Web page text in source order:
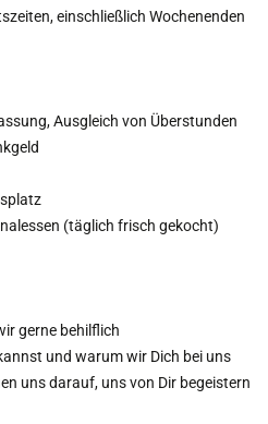
einschließlich Wochenenden
Ausgleich von Überstunden
(täglich frisch gekocht)
gerne behilflich
und warum wir Dich bei uns
uns darauf, uns von Dir begeistern